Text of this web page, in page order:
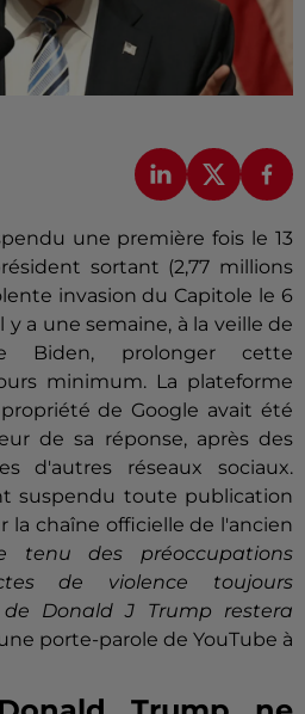
une première fois le 13
sortant (2,77 millions
invasion du Capitole le 6
y a une semaine, à la veille de
Biden, prolonger cette
minimum. La plateforme
de Google avait été
de sa réponse, après des
d'autres réseaux sociaux.
suspendu toute publication
la chaîne officielle de l'ancien
tenu des préoccupations
de violence toujours
Donald J Trump restera
porte-parole de YouTube à